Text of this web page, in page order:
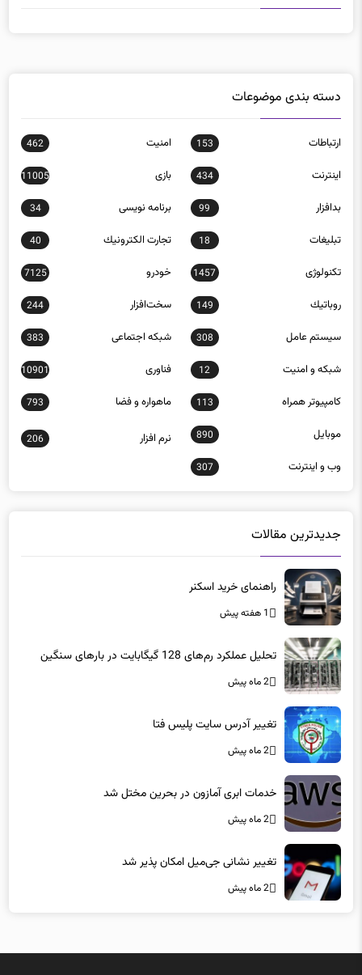
دسته بندی موضوعات
ارتباطات 153 امنيت 462
اينترنت 434 بازی 11005
بدافزار 99 برنامه نويسی 34
تبلیغات 18 تجارت الكترونيك 40
تکنولوژی 1457 خودرو 7125
روباتيك 149 سخت‌افزار 244
سيستم عامل 308 شبكه اجتماعی 383
شبكه و امنيت 12 فناوری 10901
كامپيوتر همراه 113 ماهواره و فضا 793
موبايل 890 نرم افزار 206
وب و اينترنت 307
جدیدترین مقالات
راهنمای خرید اسکنر
1 هفته پیش
تحلیل عملکرد رم‌های 128 گیگابایت در بارهای سنگین
2 ماه پیش
تغییر آدرس سایت پلیس فتا
2 ماه پیش
خدمات ابری آمازون در بحرین مختل شد
2 ماه پیش
تغییر نشانی جی‌میل امکان پذیر شد
2 ماه پیش